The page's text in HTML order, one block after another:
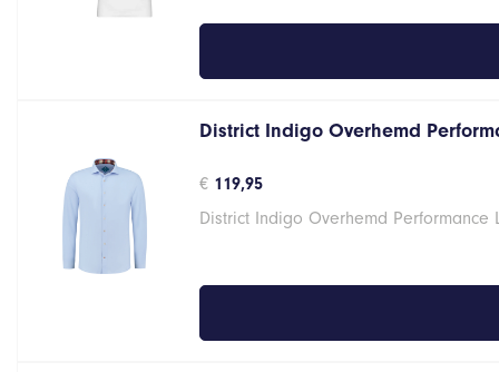
District Indigo Overhemd
€ 119,95
District Indigo Overhemd Performance